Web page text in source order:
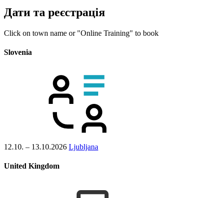
Дати та реєстрація
Click on town name or "Online Training" to book
Slovenia
12.10. – 13.10.2026 Ljubljana
United Kingdom